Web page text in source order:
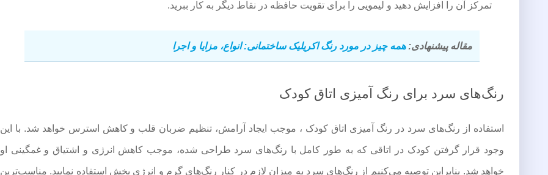
تمرکز آن را افزایش دهید و لیمویی را برای تقویت حافظه در نقاط دیگر به کار ببرید.
مقاله پیشنهادی:همه چیز در مورد رنگ اکریلیک ساختمانی: انواع، مزایا و اجرا
رنگ‌های سرد برای رنگ آمیزی اتاق کودک
استفاده از رنگ‌های سرد در رنگ آمیزی اتاق کودک ، موجب ایجاد آرامش، تنظیم ضربان قلب و کاهش استرس خواهد شد. با این
وجود قرار گرفتن کودک در اتاقی که به طور کامل با رنگ‌های سرد طراحی شده، موجب کاهش انرژی و اشتیاق و غمگینی او
خواهد شد. بنابراین توصیه می‌کنیم از رنگ‌های سرد به میزان لازم در کنار رنگ‌های گرم و انرژی بخش استفاده نمایید. مناسب‌ترین